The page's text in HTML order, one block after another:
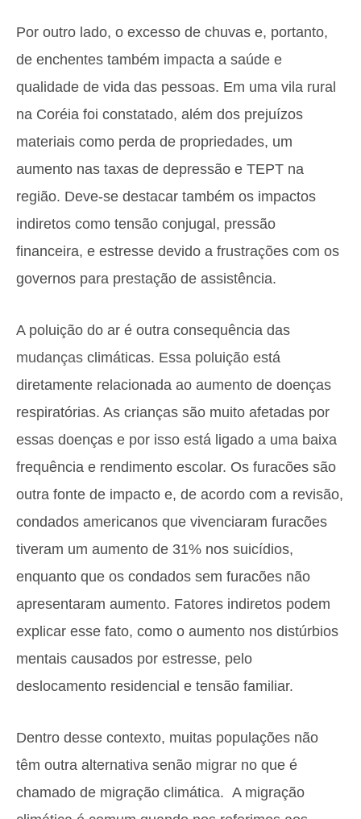
Por outro lado, o excesso de chuvas e, portanto,
de enchentes também impacta a saúde e
qualidade de vida das pessoas. Em uma vila rural
na Coréia foi constatado, além dos prejuízos
materiais como perda de propriedades, um
aumento nas taxas de depressão e TEPT na
região. Deve-se destacar também os impactos
indiretos como tensão conjugal, pressão
financeira, e estresse devido a frustrações com os
governos para prestação de assistência.
A poluição do ar é outra consequência das
mudanças climáticas. Essa poluição está
diretamente relacionada ao aumento de doenças
respiratórias. As crianças são muito afetadas por
essas doenças e por isso está ligado a uma baixa
frequência e rendimento escolar. Os furacões são
outra fonte de impacto e, de acordo com a revisão,
condados americanos que vivenciaram furacões
tiveram um aumento de 31% nos suicídios,
enquanto que os condados sem furacões não
apresentaram aumento. Fatores indiretos podem
explicar esse fato, como o aumento nos distúrbios
mentais causados por estresse, pelo
deslocamento residencial e tensão familiar.
Dentro desse contexto, muitas populações não
têm outra alternativa senão migrar no que é
chamado de migração climática. A migração